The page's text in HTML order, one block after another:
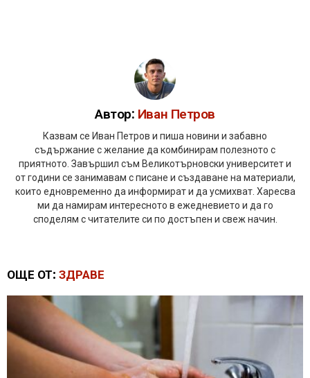
Автор: Иван Петров
Казвам се Иван Петров и пиша новини и забавно
съдържание с желание да комбинирам полезното с
приятното. Завършил съм Великотърновски университет и
от години се занимавам с писане и създаване на материали,
които едновременно да информират и да усмихват. Харесва
ми да намирам интересното в ежедневието и да го
споделям с читателите си по достъпен и свеж начин.
ОЩЕ ОТ: ЗДРАВЕ